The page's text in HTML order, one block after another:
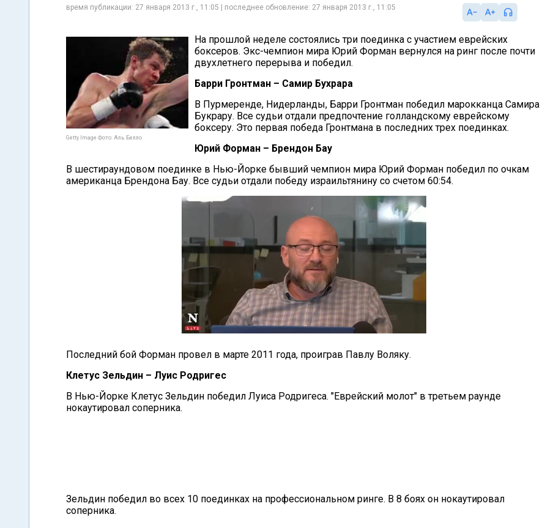
время публикации: 27 января 2013 г., 11:05 | последнее обновление: 27 января 2013 г., 11:05
Getty Image Фото: Аль Белло
На прошлой неделе состоялись три поединка с участием еврейских
боксеров. Экс-чемпион мира Юрий Форман вернулся на ринг после почти
двухлетнего перерыва и победил.
Барри Гронтман – Самир Бухрара
В Пурмеренде, Нидерланды, Барри Гронтман победил марокканца Самира
Букрару. Все судьи отдали предпочтение голландскому еврейскому
боксеру. Это первая победа Гронтмана в последних трех поединках.
Юрий Форман – Брендон Бау
В шестираундовом поединке в Нью-Йорке бывший чемпион мира Юрий Форман победил по очкам
американца Брендона Бау. Все судьи отдали победу израильтянину со счетом 60:54.
Последний бой Форман провел в марте 2011 года, проиграв Павлу Воляку.
Клетус Зельдин – Луис Родригес
В Нью-Йорке Клетус Зельдин победил Луиса Родригеса. "Еврейский молот" в третьем раунде
нокаутировал соперника.
Зельдин победил во всех 10 поединках на профессиональном ринге. В 8 боях он нокаутировал
соперника.